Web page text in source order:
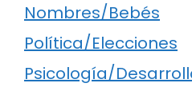
Nombres/Bebés
Política/Elecciones
Psicología/